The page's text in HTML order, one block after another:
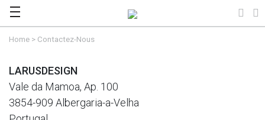
Home > Contactez-Nous
LARUSDESIGN
Vale da Mamoa, Ap. 100
3854-909 Albergaria-a-Velha